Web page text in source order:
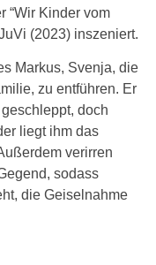
“Wir Kinder vom
(2023) inszeniert.
Markus, Svenja, die
zu entführen. Er
doch
liegt ihm das
verirren
sodass
die Geiselnahme